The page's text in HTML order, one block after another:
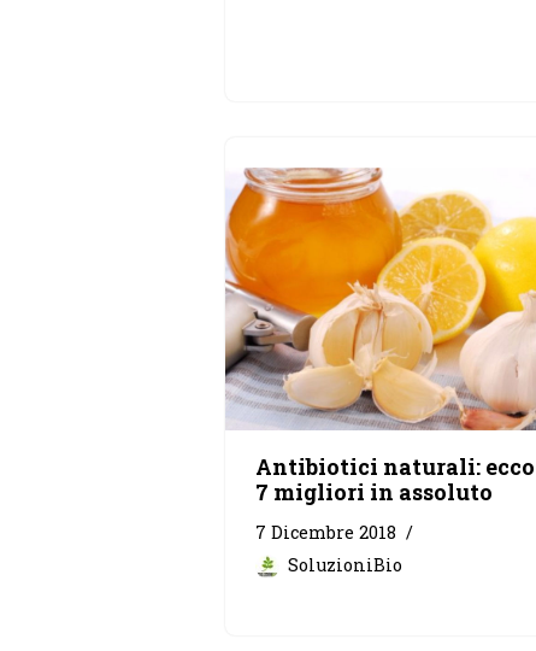
Antibiotici naturali:
7 migliori in assoluto
7 Dicembre 2018
SoluzioniBio